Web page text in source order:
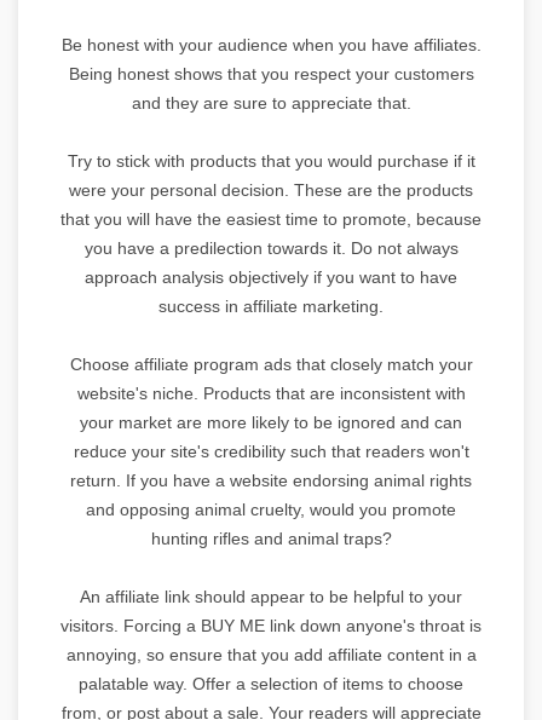
Be honest with your audience when you have affiliates.
Being honest shows that you respect your customers
and they are sure to appreciate that.
Try to stick with products that you would purchase if it
were your personal decision. These are the products
that you will have the easiest time to promote, because
you have a predilection towards it. Do not always
approach analysis objectively if you want to have
success in affiliate marketing.
Choose affiliate program ads that closely match your
website's niche. Products that are inconsistent with
your market are more likely to be ignored and can
reduce your site's credibility such that readers won't
return. If you have a website endorsing animal rights
and opposing animal cruelty, would you promote
hunting rifles and animal traps?
An affiliate link should appear to be helpful to your
visitors. Forcing a BUY ME link down anyone's throat is
annoying, so ensure that you add affiliate content in a
palatable way. Offer a selection of items to choose
from, or post about a sale. Your readers will appreciate